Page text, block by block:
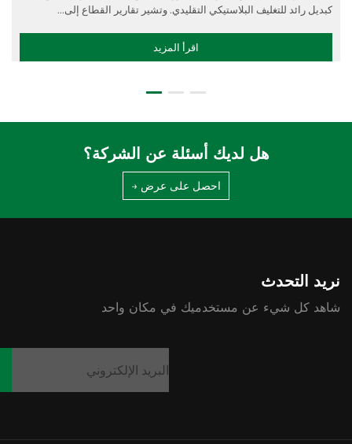
هل لديك أسئلة عن الشركة؟
احصل على عرض →
نريد التحدث
شاهد كل شيء عن مستخدميك في مكان واحد